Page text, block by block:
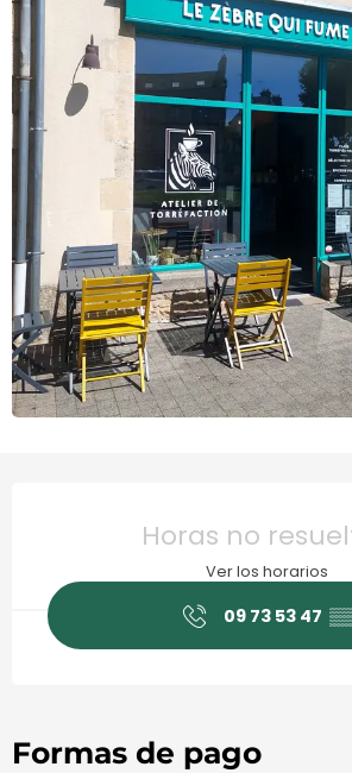
Horas no
Ver los horarios
09 73 53 47 ▒▒
Formas de pago